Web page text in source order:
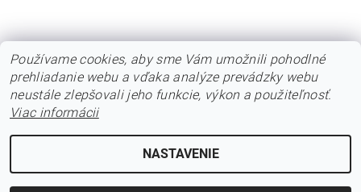
2026 © POLOOS.sk, všetky práva vyhradenéUpraviť nastavenie cookies
Používame cookies, aby sme Vám umožnili pohodlné
prehliadanie webu a vďaka analýze prevádzky webu
neustále zlepšovali jeho funkcie, výkon a použiteľnosť.
Viac informácii
NASTAVENIE